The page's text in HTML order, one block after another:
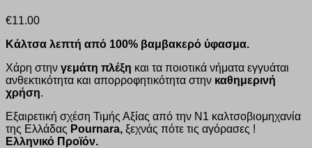
€11.00
Κάλτσα λεπτή από 100% βαμβακερό ύφασμα.
Χάρη στην γεμάτη πλέξη και τα ποιοτικά νήματα εγγυάται
ανθεκτικότητα και απορροφητικότητα στην καθημερινή
χρήση.
Εξαιρετική σχέση Τιμής Αξίας από την Ν1 καλτσοβιομηχανία
της Ελλάδας Pournara, ξεχνάς πότε τις αγόρασες !
Ελληνικό Προϊόν.